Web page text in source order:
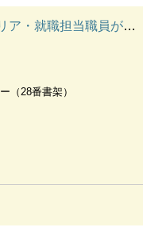
職担当職員が伝えたいこと
（28番書架）